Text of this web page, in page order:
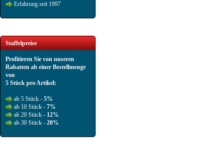
Erfahrung seit 1997
Staffelpreise
Profitieren Sie von unseren
Rabatten ab einer Bestellmenge
von
5 Stück pro Artikel:
ab 5 Stück - 5%
ab 10 Stück - 7%
ab 20 Stück - 12%
ab 30 Stück - 20%